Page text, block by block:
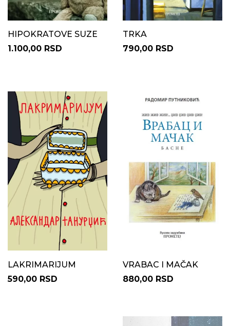
HIPOKRATOVE SUZE
1.100,00 RSD
TRKA
790,00 RSD
LAKRIMARIJUM
590,00 RSD
VRABAC I MAČAK
880,00 RSD